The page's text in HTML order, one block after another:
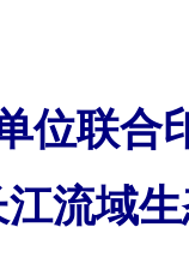
位联合
江流域